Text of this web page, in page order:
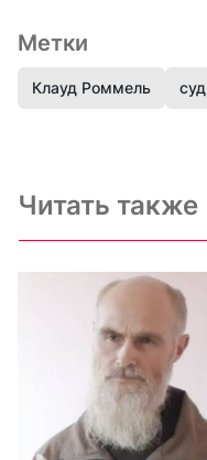
Метки
Клауд Роммель суд
Читать также